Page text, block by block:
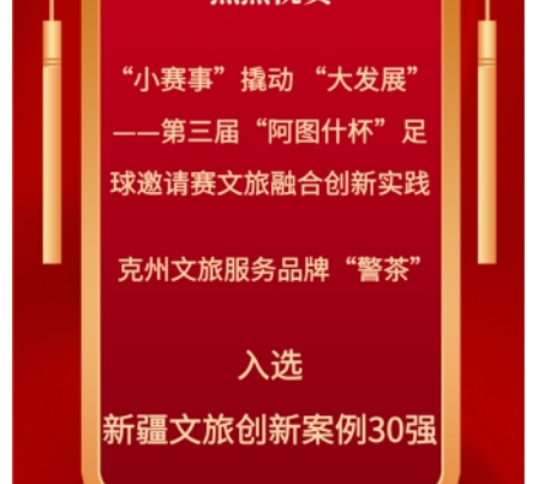
“小赛事”撬动边疆“大发展”
以球为桥、以赛聚势，2025年第三届“阿图什
杯”新疆足球邀请赛以“体育